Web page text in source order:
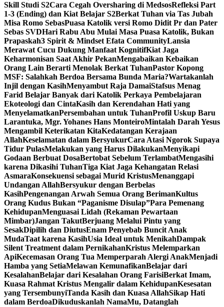
Skill Studi S2Cara Cegah Oversharing di MedsosRefleksi Part
1-3 (Ending) dan Kiat Belajar S2Berkat Tuhan via Tas Jubah
Misa Romo SebasPuasa Katolik versi Romo Didit Pr dan Pater
Sebas SVDHari Rabu Abu Mulai Masa Puasa Katolik, Bukan
Prapaskah3 Spirit & Mindset Efata CommunityLansia
Merawat Cucu Dukung Manfaat KognitifKiat Jaga
Keharmonisan Saat Akhir PekanMengabaikan Kebaikan
Orang Lain Berarti Menolak Berkat TuhanPastor Kopong
MSF: Salahkah Berdoa Bersama Bunda Maria?Wartakanlah
Injil dengan KasihMenyambut Raja DamaiStafsus Menag
Farid Belajar Banyak dari Katolik Perkaya Pembelajaran
Ekoteologi dan CintaKasih dan Kerendahan Hati yang
MenyelamatkanPersembahan untuk TuhanProfil Uskup Baru
Larantuka, Mgr. Yohanes Hans MonteiroMintalah Darah Yesus
Mengambil Keterikatan KitaKedatangan Kerajaan
AllahKeselamatan dalam BersyukurCara Atasi Ngorok Supaya
Tidur PulasMelakukan yang Harus DilakukanMenyikapi
Godaan Berbuat DosaBertobat Sebelum TerlambatMengasihi
karena Dikasihi TuhanTiga Kiat Jaga Kehangatan Relasi
AsmaraKonsekuensi sebagai Murid KristusMenanggapi
Undangan AllahBersyukur dengan Berbelas
KasihPengenangan Arwah Semua Orang BerimanKultus
Orang Kudus Bukan “Paganisme Disulap”Para Pemenang
KehidupanMenguasai Lidah (Rekaman Pewartaan
Mimbar)Jangan TakutBerjuang Melalui Pintu yang
SesakDipilih dan DiutusEnam Penyebab Buncit Anak
MudaTaat karena KasihUsia Ideal untuk MenikahDampak
Silent Treatment dalam PernikahanKristus Melemparkan
ApiKecemasan Orang Tua Memperparah Alergi AnakMenjadi
Hamba yang SetiaMelawan KemunafikanBelajar dari
KesalahanBelajar dari Kesalahan Orang FarisiBerkat Imam,
Kuasa Rahmat Kristus Mengalir dalam KehidupanKesesatan
yang TersembunyiTanda Kasih dan Kuasa AllahSikap Hati
dalam BerdoaDikuduskanlah NamaMu, Datanglah